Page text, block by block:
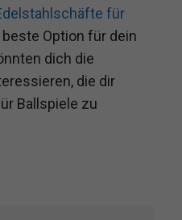
für
Option für dein
dich die
die dir
Ballspiele zu